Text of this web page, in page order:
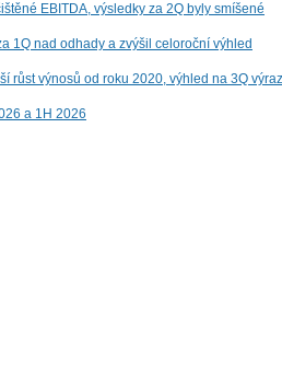
EBITDA, výsledky za 2Q byly smíšené
1Q nad odhady a zvýšil celoroční výhled
růst výnosů od roku 2020, výhled na 3Q
a 1H 2026